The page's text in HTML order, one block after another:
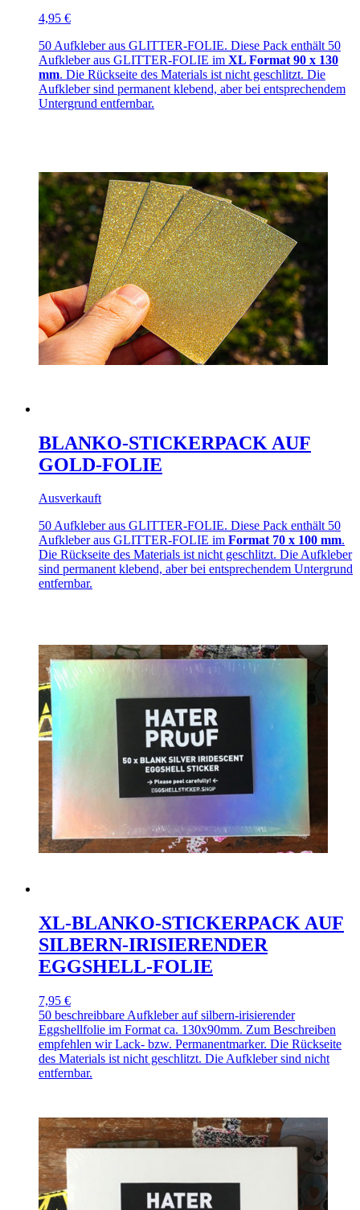
4,95 €
50 Aufkleber aus GLITTER-FOLIE. Diese Pack enthält 50
Aufkleber aus GLITTER-FOLIE im XL Format 90 x 130
mm. Die Rückseite des Materials ist nicht geschlitzt. Die
Aufkleber sind permanent klebend, aber bei entsprechendem
Untergrund entfernbar.
BLANKO-STICKERPACK AUF
GOLD-FOLIE
Ausverkauft
50 Aufkleber aus GLITTER-FOLIE. Diese Pack enthält 50
Aufkleber aus GLITTER-FOLIE im Format 70 x 100 mm.
Die Rückseite des Materials ist nicht geschlitzt. Die Aufkleber
sind permanent klebend, aber bei entsprechendem Untergrund
entfernbar.
XL-BLANKO-STICKERPACK AUF
SILBERN-IRISIERENDER
EGGSHELL-FOLIE
7,95 €
50 beschreibbare Aufkleber auf silbern-irisierender
Eggshellfolie im Format ca. 130x90mm. Zum Beschreiben
empfehlen wir Lack- bzw. Permanentmarker. Die Rückseite
des Materials ist nicht geschlitzt. Die Aufkleber sind nicht
entfernbar.